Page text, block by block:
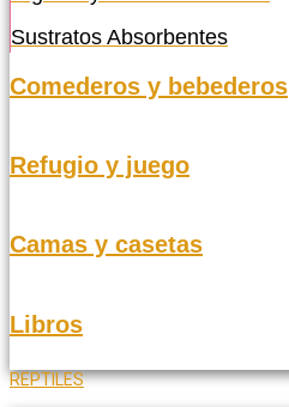
Sustratos Absorbentes
Comederos y bebederos
Refugio y juego
Camas y casetas
Libros
REPTILES